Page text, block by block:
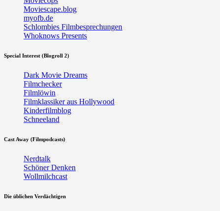
Moviescape.blog
myofb.de
Schlombies Filmbesprechungen
Whoknows Presents
Special Interest (Blogroll 2)
Dark Movie Dreams
Filmchecker
Filmlöwin
Filmklassiker aus Hollywood
Kinderfilmblog
Schneeland
Cast Away (Filmpodcasts)
Nerdtalk
Schöner Denken
Wollmilchcast
Die üblichen Verdächtigen